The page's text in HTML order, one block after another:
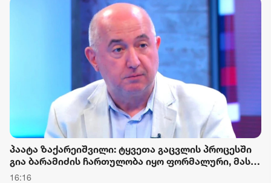
პაატა ზაქარეიშვილი: ტყვეთა გაცვლის პროცესში
გია ბარამიძის ჩართულობა იყო ფორმალური, მას
არ შეეძლო სცოდნოდა ის, რაც განაცხადა
16:16